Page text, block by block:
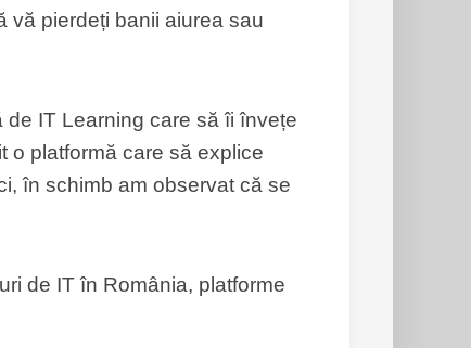
vă pierdeți banii aiurea sau
IT Learning care să îi învețe
o platformă care să explice
în schimb am observat că se
de IT în România, platforme